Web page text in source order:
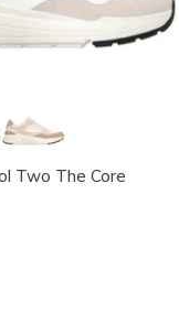
Two The Core